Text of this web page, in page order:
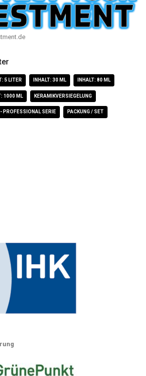
5 LITER INHALT: 30 ML INHALT: 80 ML
1000 ML KERAMIKVERSIEGELUNG
PROFESSIONAL SERIE PACKUNG / SET